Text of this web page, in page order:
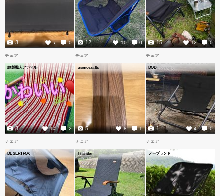
7 0
3 10 0
12 12 0
15
チェア
縫製職人アナベル
14 2
8
チェア
asimocrafts
8 1
5
チェア
DOD
4 0
1
チェア
DESERTFOX
チェア
Hilander
チェア
ノーブランド